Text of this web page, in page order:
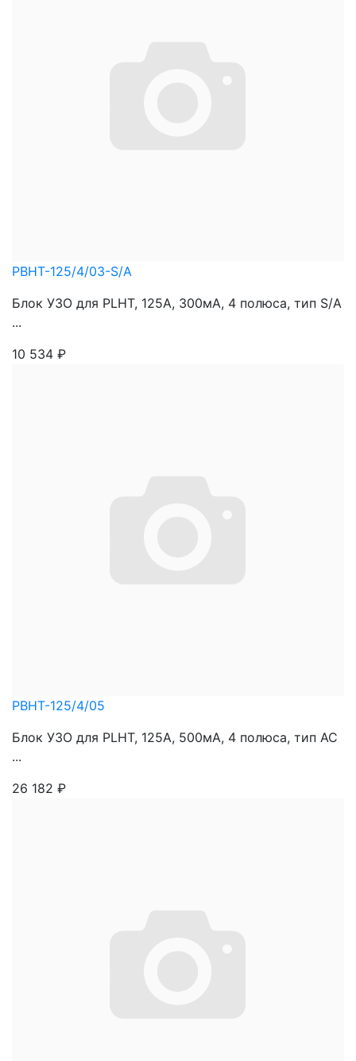
PBHT-125/4/03-S/A
Блок УЗО для PLHT, 125A, 300мА, 4 полюса, тип S/A
...
10 534 ₽
PBHT-125/4/05
Блок УЗО для PLHT, 125A, 500мА, 4 полюса, тип АС
...
26 182 ₽